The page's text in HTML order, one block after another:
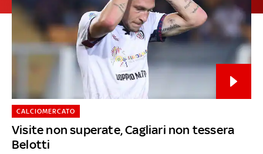
Visite non superate, Cagliari non tessera
Belotti
CALCIOMERCATO